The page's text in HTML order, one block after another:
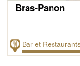
Bras-Panon
Bar et Restaurants